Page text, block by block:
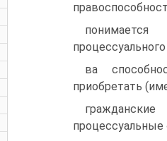
понимается
ва
приобретать
процессуальные